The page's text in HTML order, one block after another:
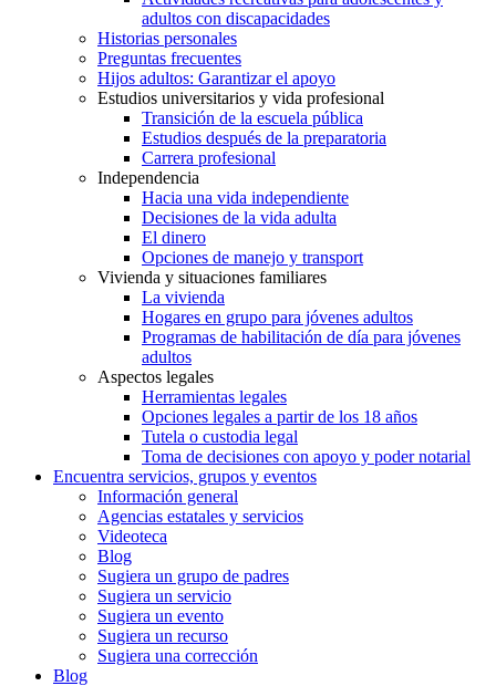
adultos con discapacidades
Historias personales
Preguntas frecuentes
Hijos adultos: Garantizar el apoyo
Estudios universitarios y vida profesional
Transición de la escuela pública
Estudios después de la preparatoria
Carrera profesional
Independencia
Hacia una vida independiente
Decisiones de la vida adulta
El dinero
Opciones de manejo y transport
Vivienda y situaciones familiares
La vivienda
Hogares en grupo para jóvenes adultos
Programas de habilitación de día para jóvenes
adultos
Aspectos legales
Herramientas legales
Opciones legales a partir de los 18 años
Tutela o custodia legal
Toma de decisiones con apoyo y poder notarial
Encuentra servicios, grupos y eventos
Información general
Agencias estatales y servicios
Videoteca
Blog
Sugiera un grupo de padres
Sugiera un servicio
Sugiera un evento
Sugiera un recurso
Sugiera una corrección
Blog